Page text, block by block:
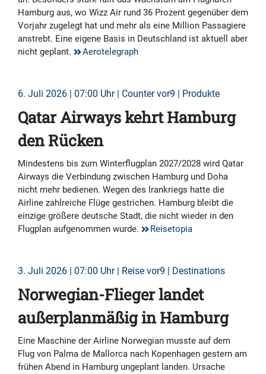
Hamburg aus, wo Wizz Air rund 36 Prozent gegenüber dem
Vorjahr zugelegt hat und mehr als eine Million Passagiere
anstrebt. Eine eigene Basis in Deutschland ist aktuell aber
nicht geplant.
Aerotelegraph
6. Juli 2026 | 07:00 Uhr | Counter vor9 | Produkte
Qatar Airways kehrt Hamburg
den Rücken
Mindestens bis zum Winterflugplan 2027/2028 wird Qatar
Airways die Verbindung zwischen Hamburg und Doha
nicht mehr bedienen. Wegen des Irankriegs hatte die
Airline zahlreiche Flüge gestrichen. Hamburg bleibt die
einzige größere deutsche Stadt, die nicht wieder in den
Flugplan aufgenommen wurde.
Reisetopia
3. Juli 2026 | 07:00 Uhr | Reise vor9 | Destinations
Norwegian-Flieger landet
außerplanmäßig in Hamburg
Eine Maschine der Airline Norwegian musste auf dem
Flug von Palma de Mallorca nach Kopenhagen gestern am
frühen Abend in Hamburg ungeplant landen. Ursache